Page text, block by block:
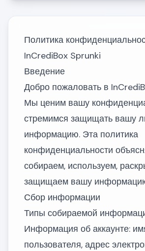
Политика
InCrediBox Sprunki
Введение
Добро пожаловать в
Мы ценим вашу
стремимся защищать вашу
информацию. Эта политика
конфиденциальности
собираем, используем,
защищаем вашу
Сбор информации
Типы собираемой
Информация об аккаунте:
пользователя, адрес